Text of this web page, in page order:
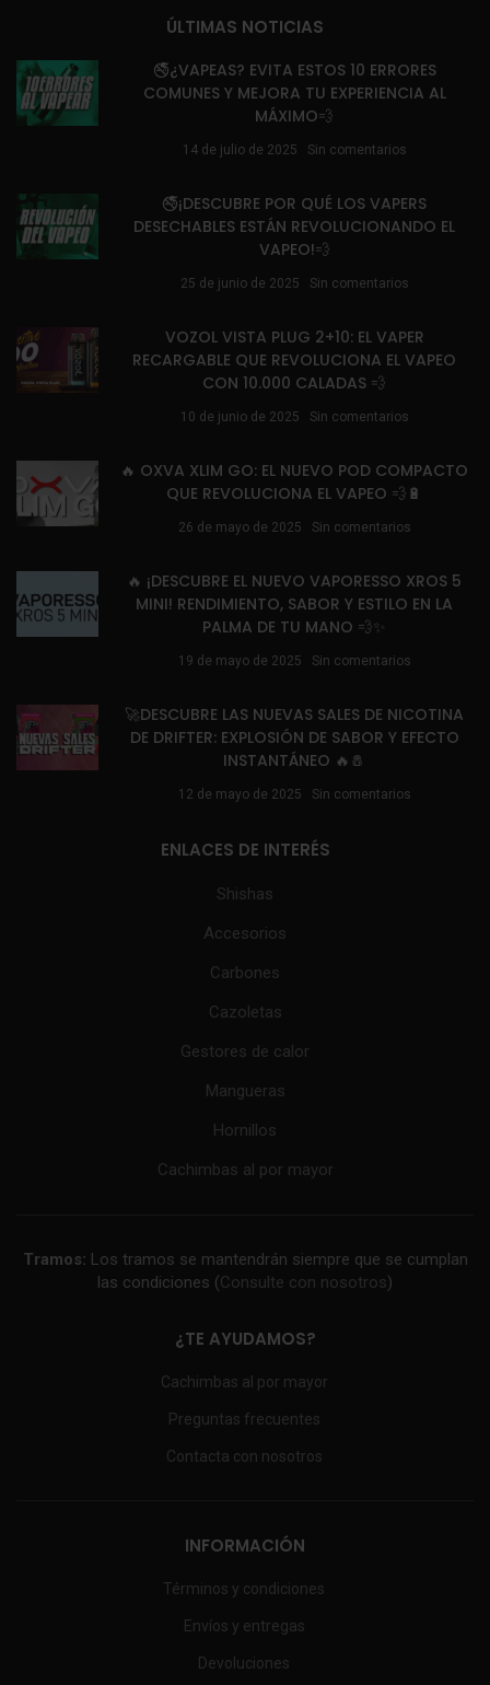
ÚLTIMAS NOTICIAS
🚭¿VAPEAS? EVITA ESTOS 10 ERRORES
COMUNES Y MEJORA TU EXPERIENCIA AL
MÁXIMO💨
14 de julio de 2025 Sin comentarios
🚭¡DESCUBRE POR QUÉ LOS VAPERS
DESECHABLES ESTÁN REVOLUCIONANDO EL
VAPEO!💨
25 de junio de 2025 Sin comentarios
VOZOL VISTA PLUG 2+10: EL VAPER
RECARGABLE QUE REVOLUCIONA EL VAPEO
CON 10.000 CALADAS 💨
10 de junio de 2025 Sin comentarios
🔥 OXVA XLIM GO: EL NUEVO POD COMPACTO
QUE REVOLUCIONA EL VAPEO 💨🔋
26 de mayo de 2025 Sin comentarios
🔥 ¡DESCUBRE EL NUEVO VAPORESSO XROS 5
MINI! RENDIMIENTO, SABOR Y ESTILO EN LA
PALMA DE TU MANO 💨✨
19 de mayo de 2025 Sin comentarios
🚀DESCUBRE LAS NUEVAS SALES DE NICOTINA
DE DRIFTER: EXPLOSIÓN DE SABOR Y EFECTO
INSTANTÁNEO 🔥🧂
12 de mayo de 2025 Sin comentarios
ENLACES DE INTERÉS
Shishas
Accesorios
Carbones
Cazoletas
Gestores de calor
Mangueras
Hornillos
Cachimbas al por mayor
Tramos: Los tramos se mantendrán siempre que se cumplan
las condiciones (Consulte con nosotros)
¿TE AYUDAMOS?
Cachimbas al por mayor
Preguntas frecuentes
Contacta con nosotros
INFORMACIÓN
Términos y condiciones
Envíos y entregas
Devoluciones